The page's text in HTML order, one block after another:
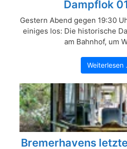
Dampflok
Gestern Abend gegen 19:30
einiges los: Die historische
am Bahnhof, um
Weiterlesen
Bremerhavens